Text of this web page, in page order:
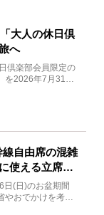
大人の休日倶
へ
倶楽部会員限定の
を2026年7月31日
自由席の混雑
使える立席特
(日)のお盆期間
やおでかけを考え